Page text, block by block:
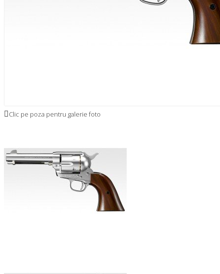
Clic pe poza pentru galerie foto